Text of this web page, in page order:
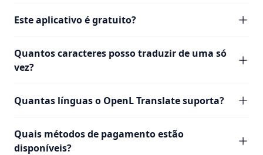
Este aplicativo é gratuito?
Quantos caracteres posso traduzir de uma só
vez?
Quantas línguas o OpenL Translate suporta?
Quais métodos de pagamento estão
disponíveis?